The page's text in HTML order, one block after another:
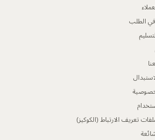
الطلب
تعريف الارتباط (الكوكيز)